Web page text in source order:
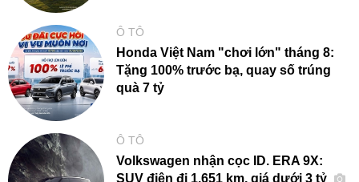
Ô TÔ
Honda Việt Nam "chơi lớn" tháng 8:
Tặng 100% trước bạ, quay số trúng
quà 7 tỷ
Ô TÔ
Volkswagen nhận cọc ID. ERA 9X:
SUV điện đi 1.651 km, giá dưới 3 tỷ